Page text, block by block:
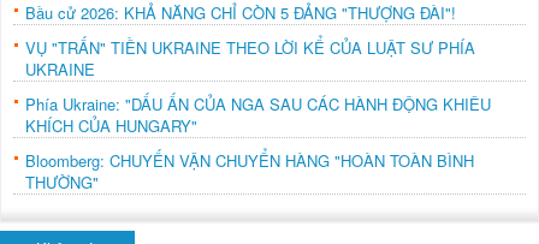
Bầu cử 2026: KHẢ NĂNG CHỈ CÒN 5 ĐẢNG "THƯỢNG ĐÀI"!
VỤ "TRẤN" TIỀN UKRAINE THEO LỜI KỂ CỦA LUẬT SƯ PHÍA
UKRAINE
Phía Ukraine: "DẤU ẤN CỦA NGA SAU CÁC HÀNH ĐỘNG KHIÊU
KHÍCH CỦA HUNGARY"
Bloomberg: CHUYẾN VẬN CHUYỂN HÀNG "HOÀN TOÀN BÌNH
THƯỜNG"